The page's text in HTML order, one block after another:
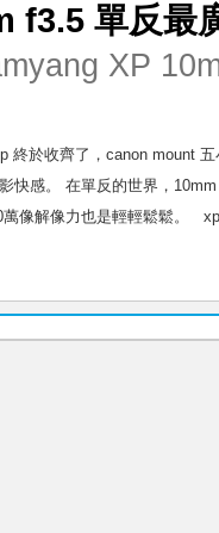
f3.5 單反最
XP
終於收齊了，canon mount
快感。 在單反的世界，
萬像解像力也是輕輕鬆鬆。